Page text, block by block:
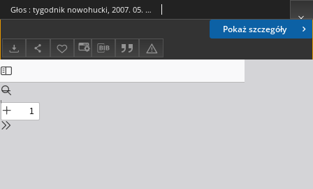
Pokaż szczegóły
Głos : tygodnik nowohucki, 2007. 05. 25, nr 21